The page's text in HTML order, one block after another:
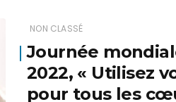
NON CLASSÉ
Journée
2022, « Utilisez
pour tous les